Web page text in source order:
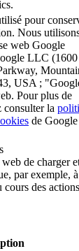
pour
Nous
web Google
LLC (1600
USA ;
Pour plus de
consulter la
de Google
de charger
par exemple,
des